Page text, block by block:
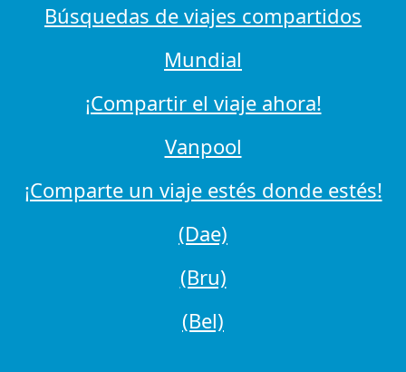
Búsquedas de viajes compartidos
Mundial
¡Compartir el viaje ahora!
Vanpool
¡Comparte un viaje estés donde estés!
(Dae)
(Bru)
(Bel)